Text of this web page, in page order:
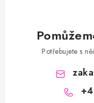
Potřebujete s